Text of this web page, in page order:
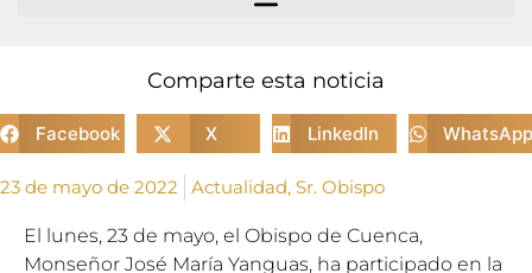
Comparte esta noticia
Facebook X LinkedIn WhatsApp
23 de mayo de 2022 Actualidad, Sr. Obispo
El lunes, 23 de mayo, el Obispo de Cuenca,
Monseñor José María Yanguas, ha participado en la